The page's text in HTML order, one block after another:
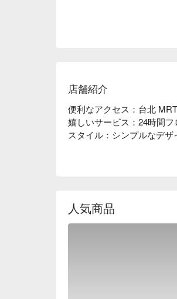
店舗紹介
便利なアクセス：台北
嬉しいサービス：24時間フ
スタイル：シンプルなデ
人気商品